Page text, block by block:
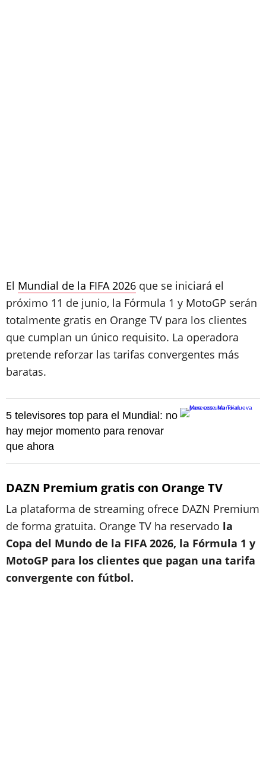
El Mundial de la FIFA 2026 que se iniciará el
próximo 11 de junio, la Fórmula 1 y MotoGP serán
totalmente gratis en Orange TV para los clientes
que cumplan un único requisito. La operadora
pretende reforzar las tarifas convergentes más
baratas.
5 televisores top para el Mundial: no
hay mejor momento para renovar
que ahora
DAZN Premium gratis con Orange TV
La plataforma de streaming ofrece DAZN Premium
de forma gratuita. Orange TV ha reservado la
Copa del Mundo de la FIFA 2026, la Fórmula 1 y
MotoGP para los clientes que pagan una tarifa
convergente con fútbol.